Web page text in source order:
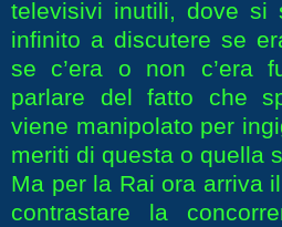
televisivi inutili, dove si
infinito a discutere se
se c’era o non c’era
parlare del fatto che
viene manipolato per
meriti di questa o quella
Ma per la Rai ora arriva
contrastare la